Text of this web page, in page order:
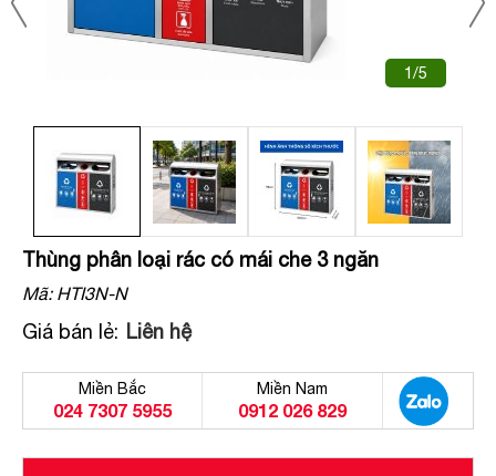
1/5
Thùng phân loại rác có mái che 3 ngăn
Mã:HTI3N-N
Giá bán lẻ: Liên hệ
Miền Bắc
024 7307 5955
Miền Nam
0912 026 829